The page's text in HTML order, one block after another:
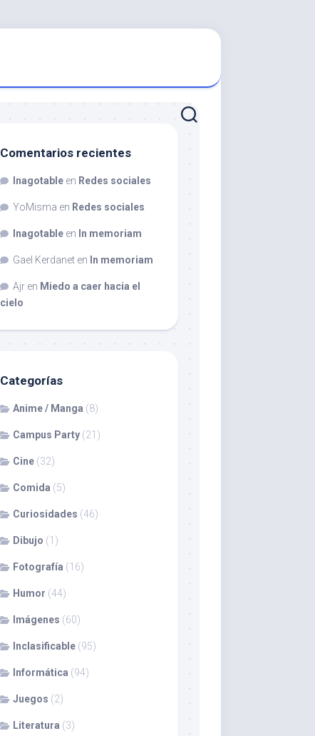
Comentarios recientes
Inagotable en Redes sociales
YoMisma en Redes sociales
Inagotable en In memoriam
Gael Kerdanet en In memoriam
Ajr en Miedo a caer hacia el
cielo
Categorías
Anime / Manga (8)
Campus Party (21)
Cine (32)
Comida (5)
Curiosidades (46)
Dibujo (1)
Fotografía (16)
Humor (44)
Imágenes (60)
Inclasificable (95)
Informática (94)
Juegos (2)
Literatura (3)